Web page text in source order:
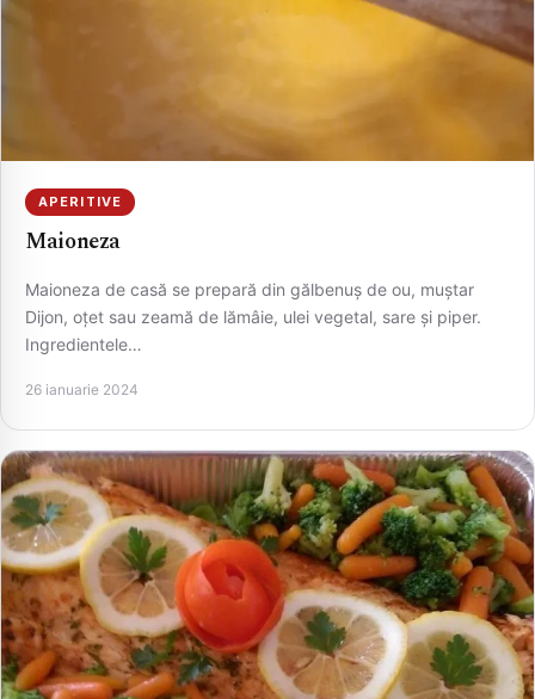
APERITIVE
Maioneza
Maioneza de casă se prepară din gălbenuș de ou, muștar
Dijon, oțet sau zeamă de lămâie, ulei vegetal, sare și piper.
Ingredientele…
26 ianuarie 2024